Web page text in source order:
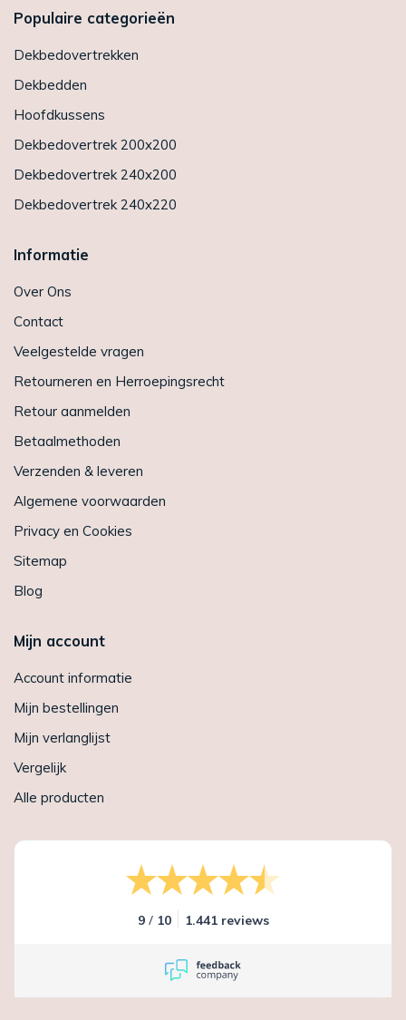
Populaire categorieën
Dekbedovertrekken
Dekbedden
Hoofdkussens
Dekbedovertrek 200x200
Dekbedovertrek 240x200
Dekbedovertrek 240x220
Informatie
Over Ons
Contact
Veelgestelde vragen
Retourneren en Herroepingsrecht
Retour aanmelden
Betaalmethoden
Verzenden & leveren
Algemene voorwaarden
Privacy en Cookies
Sitemap
Blog
Mijn account
Account informatie
Mijn bestellingen
Mijn verlanglijst
Vergelijk
Alle producten
9 / 10 1.441 reviews